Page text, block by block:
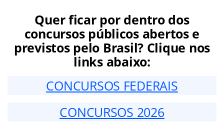
Quer ficar por dentro dos
concursos públicos abertos e
previstos pelo Brasil? Clique nos
links abaixo:
CONCURSOS FEDERAIS
CONCURSOS 2026